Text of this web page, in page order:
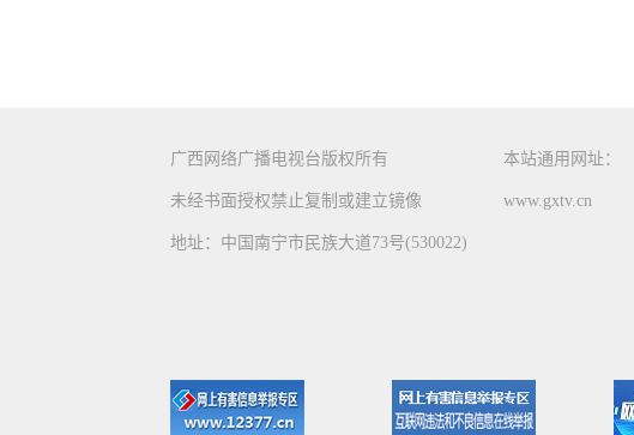
广西网络广播电视台版权所有
未经书面授权禁止复制或建立镜像
地址：中国南宁市民族大道73号(530022)
本站通用网址：
www.gxtv.cn